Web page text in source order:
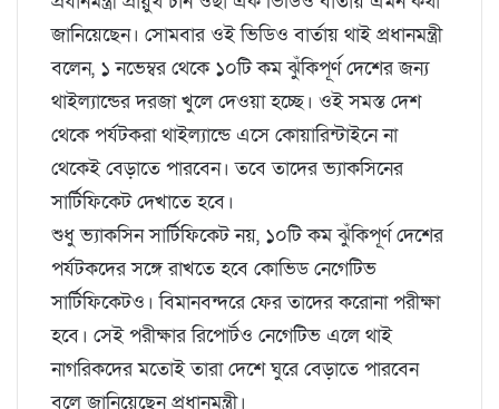
জানিয়েছেন। সোমবার ওই ভিডিও বার্তায় থাই প্রধানমন্ত্রী
বলেন, ১ নভেম্বর থেকে ১০টি কম ঝুঁকিপূর্ণ দেশের জন্য
থাইল্যান্ডের দরজা খুলে দেওয়া হচ্ছে। ওই সমস্ত দেশ
থেকে পর্যটকরা থাইল্যান্ডে এসে কোয়ারিন্টাইনে না
থেকেই বেড়াতে পারবেন। তবে তাদের ভ্যাকসিনের
সার্টিফিকেট দেখাতে হবে।
শুধু ভ্যাকসিন সার্টিফিকেট নয়, ১০টি কম ঝুঁকিপূর্ণ দেশের
পর্যটকদের সঙ্গে রাখতে হবে কোভিড নেগেটিভ
সার্টিফিকেটও। বিমানবন্দরে ফের তাদের করোনা পরীক্ষা
হবে। সেই পরীক্ষার রিপোর্টও নেগেটিভ এলে থাই
নাগরিকদের মতোই তারা দেশে ঘুরে বেড়াতে পারবেন
বলে জানিয়েছেন প্রধানমন্ত্রী।